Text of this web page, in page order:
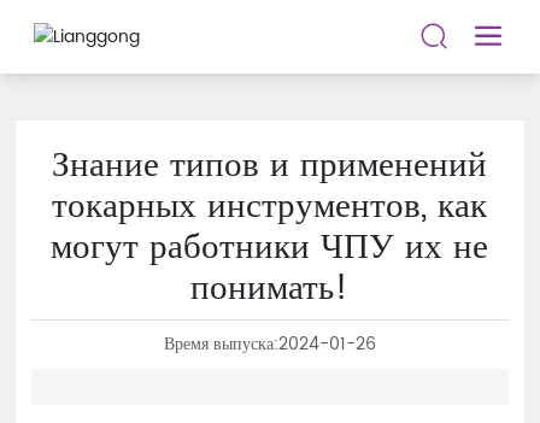
Знание типов и применений
токарных инструментов, как
могут работники ЧПУ их не
понимать!
Время выпуска:2024-01-26